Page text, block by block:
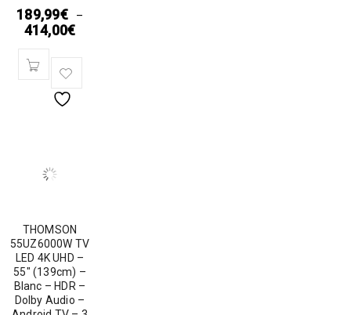
189,99€ –
414,00€
THOMSON
55UZ6000W TV
LED 4K UHD –
55″ (139cm) –
Blanc – HDR –
Dolby Audio –